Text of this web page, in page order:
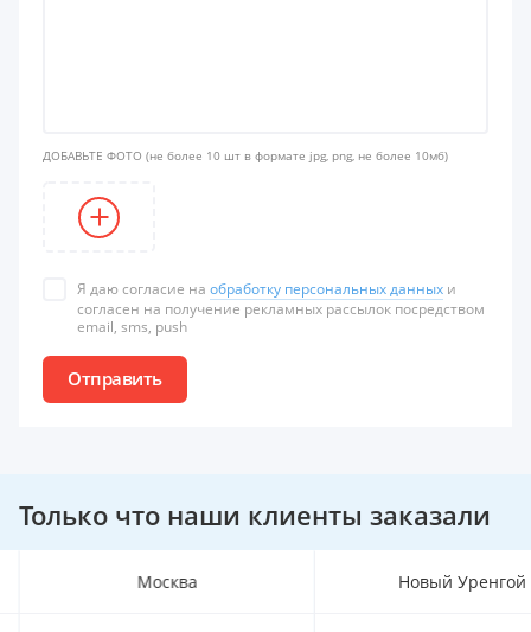
ДОБАВЬТЕ ФОТО (не более 10 шт в формате jpg, png, не более 10мб)
Я даю согласие на обработку персональных данных и
согласен на получение рекламных рассылок посредством
email, sms, push
Отправить
Только что наши клиенты заказали
Москва Новый Уренгой